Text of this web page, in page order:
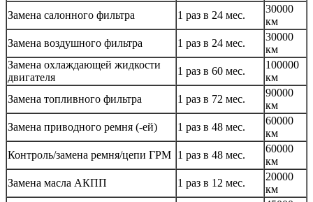
Замена салонного фильтра
1 раз в 24 мес.
30000
км
Замена воздушного фильтра
1 раз в 24 мес.
30000
км
Замена охлаждающей жидкости
двигателя
1 раз в 60 мес.
100000
км
Замена топливного фильтра
1 раз в 72 мес.
90000
км
Замена приводного ремня (-ей)
1 раз в 48 мес.
60000
км
Контроль/замена ремня/цепи ГРМ 1 раз в 48 мес.
60000
км
Замена масла АКПП
1 раз в 12 мес.
20000
км